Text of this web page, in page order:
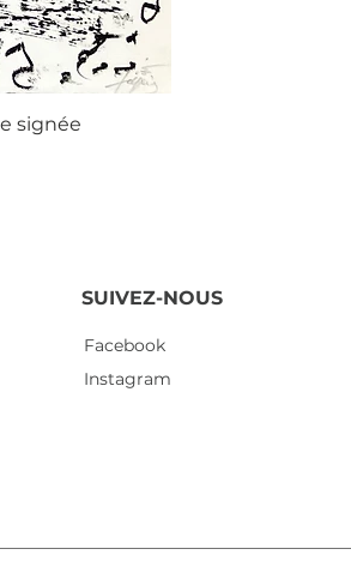
signée
SUIVEZ-NOUS
Facebook
Instagram